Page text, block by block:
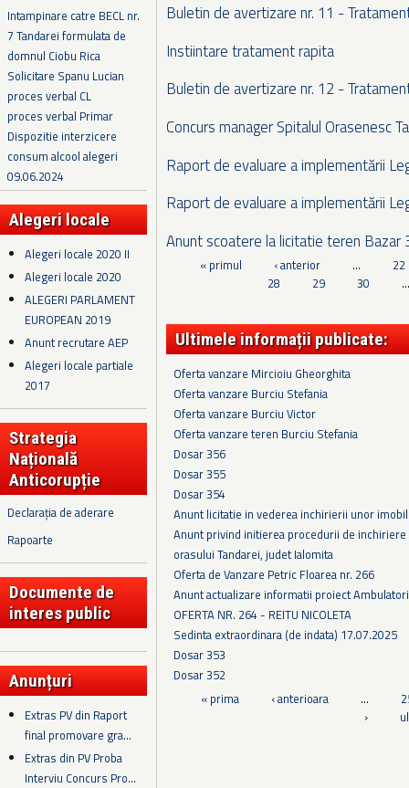
Intampinare catre BECL nr.
7 Tandarei formulata de
domnul Ciobu Rica
Solicitare Spanu Lucian
proces verbal CL
proces verbal Primar
Dispozitie interzicere
consum alcool alegeri
09.06.2024
Alegeri locale
Alegeri locale 2020 II
Alegeri locale 2020
ALEGERI PARLAMENT
EUROPEAN 2019
Anunt recrutare AEP
Alegeri locale partiale
2017
Strategia
Națională
Anticorupție
Declarația de aderare
Rapoarte
Documente de
interes public
Anunțuri
Extras PV din Raport
final promovare gra...
Extras din PV Proba
Interviu Concurs Pro...
Buletin de avertizare nr. 11 -
Instiintare tratament rapita
Buletin de avertizare nr. 12 -
Concurs manager Spitalul Orasenesc
Raport de evaluare a implementării
Raport de evaluare a implementării
Anunt scoatere la licitatie teren Bazar
Pagini« primul ‹ anterior …
22
28
29 30 …
Ultimele informații publicate:
Oferta vanzare Mircioiu Gheorghita
Oferta vanzare Burciu Stefania
Oferta vanzare Burciu Victor
Oferta vanzare teren Burciu Stefania
Dosar 356
Dosar 355
Dosar 354
Anunt licitatie in vederea inchirierii unor
Anunt privind initierea procedurii de
orasului Tandarei, judet Ialomita
Oferta de Vanzare Petric Floarea nr. 266
Anunt actualizare informatii proiect
OFERTA NR. 264 - REITU NICOLETA
Sedinta extraordinara (de indata) 17.07.2025
Dosar 353
Dosar 352
Pagini
« prima ‹ anterioara …
›